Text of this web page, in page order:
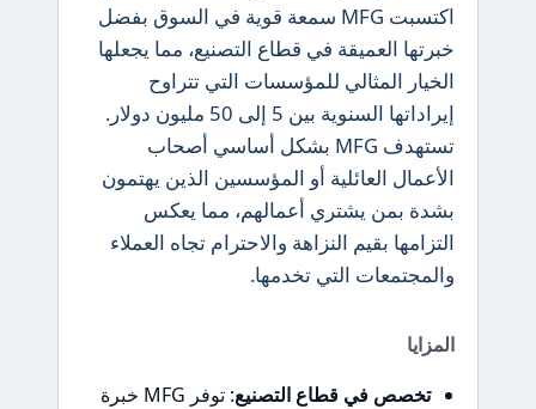
اكتسبت MFG سمعة قوية في السوق بفضل
خبرتها العميقة في قطاع التصنيع، مما يجعلها
الخيار المثالي للمؤسسات التي تتراوح
إيراداتها السنوية بين 5 إلى 50 مليون دولار.
تستهدف MFG بشكل أساسي أصحاب
الأعمال العائلية أو المؤسسين الذين يهتمون
بشدة بمن يشتري أعمالهم، مما يعكس
التزامها بقيم النزاهة والاحترام تجاه العملاء
والمجتمعات التي تخدمها.
المزايا
تخصص في قطاع التصنيع
: توفر MFG خبرة